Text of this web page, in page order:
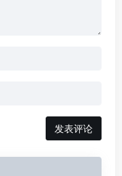
发表评论